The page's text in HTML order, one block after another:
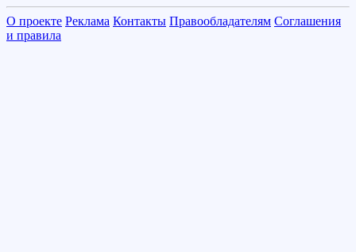
О проекте Реклама Контакты Правообладателям Соглашения
и правила